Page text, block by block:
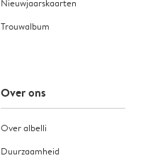
Nieuwjaarskaarten
Trouwalbum
Over ons
Over albelli
Duurzaamheid